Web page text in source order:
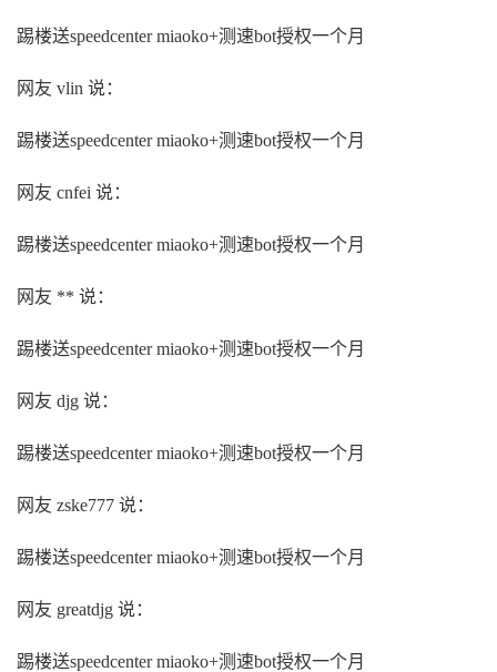
踢楼送speedcenter miaoko+测速bot授权一个月
网友 vlin 说：
踢楼送speedcenter miaoko+测速bot授权一个月
网友 cnfei 说：
踢楼送speedcenter miaoko+测速bot授权一个月
网友 ** 说：
踢楼送speedcenter miaoko+测速bot授权一个月
网友 djg 说：
踢楼送speedcenter miaoko+测速bot授权一个月
网友 zske777 说：
踢楼送speedcenter miaoko+测速bot授权一个月
网友 greatdjg 说：
踢楼送speedcenter miaoko+测速bot授权一个月